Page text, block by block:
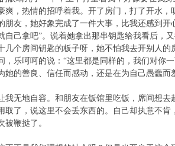
爽，热情的招呼着我。开了房门，打了开水
朋友，她好象完成了一件大事，比我还感到开
自己拿吧”。说着她拿出那串钥匙给我看后，
几个房间钥匙的板子呀，她不怕我去开别人
，乐呵呵的说：“这里都是同样的，我们对你
她的善良、信任而感动，还是在为自己愚蠢而
我无地自容。和朋友在饭馆里吃饭，席间想
取了，说这里不会丢东西的。自己却执意不
被鞭挞了。